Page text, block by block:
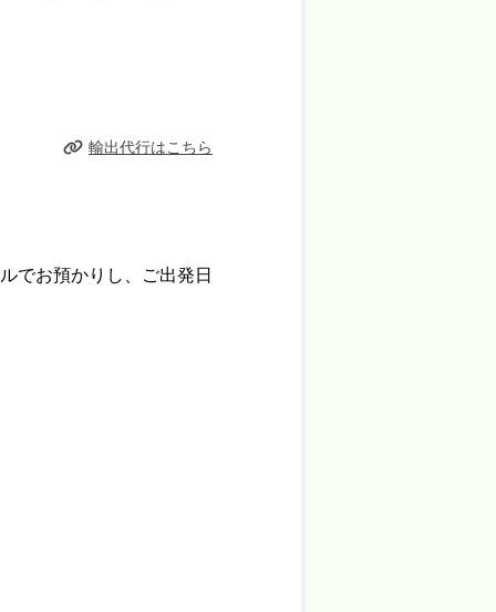
輸出代行はこちら
でお預かりし、ご出発日